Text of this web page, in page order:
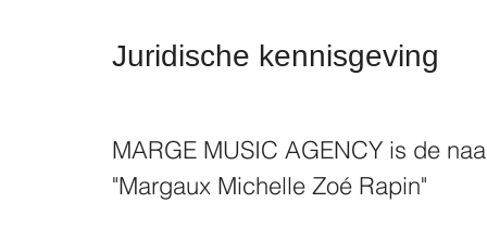
Juridische kennisgeving
MARGE MUSIC AGENCY is de
"Margaux Michelle Zoé Rapin"